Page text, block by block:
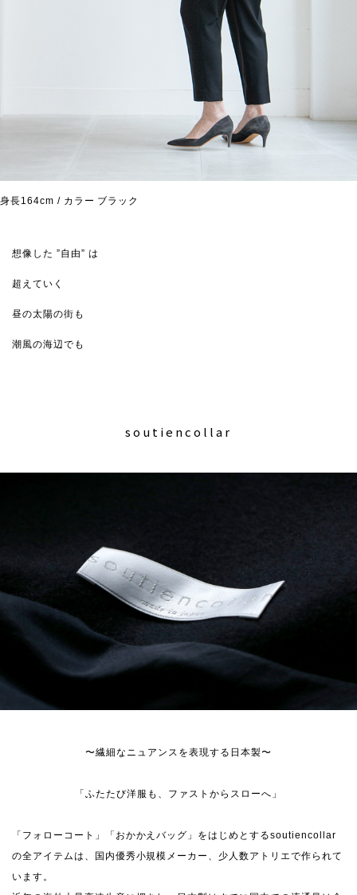
身長164cm / カラー ブラック
想像した ”自由” は
超えていく
昼の太陽の街も
潮風の海辺でも
soutiencollar
〜繊細なニュアンスを表現する日本製〜
「ふたたび洋服も、ファストからスローへ」
「フォローコート」「おかかえバッグ」をはじめとするsoutiencollar
の全アイテムは、国内優秀小規模メーカー、少人数アトリエで作られて
います。